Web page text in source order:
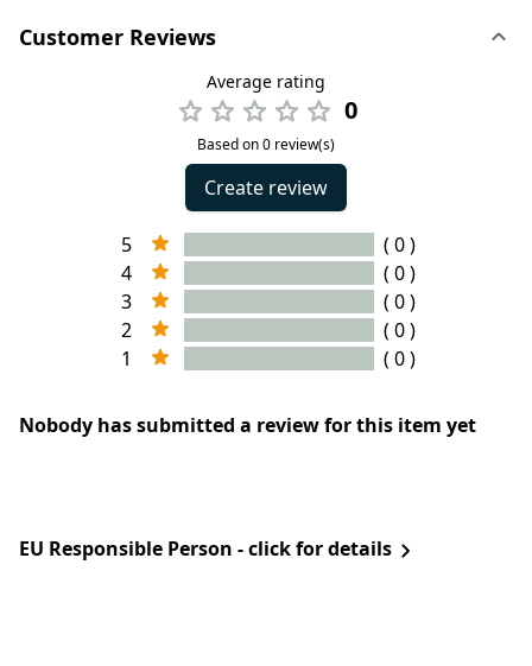
Customer Reviews
Average rating
0
Based on 0 review(s)
Create review
5
( 0 )
4
( 0 )
3
( 0 )
2
( 0 )
1
( 0 )
Nobody has submitted a review for this item yet
EU Responsible Person - click for details